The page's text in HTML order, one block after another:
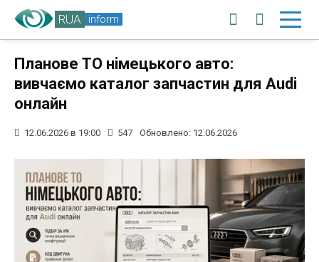
RUA inform
Планове ТО нiмецького авто:
вивчаємо каталог запчастин для Audi
онлайн
12.06.2026 в 19:00 547 Обновлено: 12.06.2026